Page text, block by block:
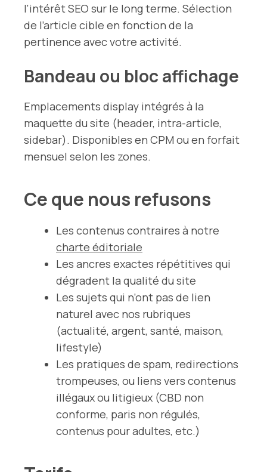
l’intérêt SEO sur le long terme. Sélection
de l’article cible en fonction de la
pertinence avec votre activité.
Bandeau ou bloc affichage
Emplacements display intégrés à la
maquette du site (header, intra-article,
sidebar). Disponibles en CPM ou en forfait
mensuel selon les zones.
Ce que nous refusons
Les contenus contraires à notre
charte éditoriale
Les ancres exactes répétitives qui
dégradent la qualité du site
Les sujets qui n’ont pas de lien
naturel avec nos rubriques
(actualité, argent, santé, maison,
lifestyle)
Les pratiques de spam, redirections
trompeuses, ou liens vers contenus
illégaux ou litigieux (CBD non
conforme, paris non régulés,
contenus pour adultes, etc.)